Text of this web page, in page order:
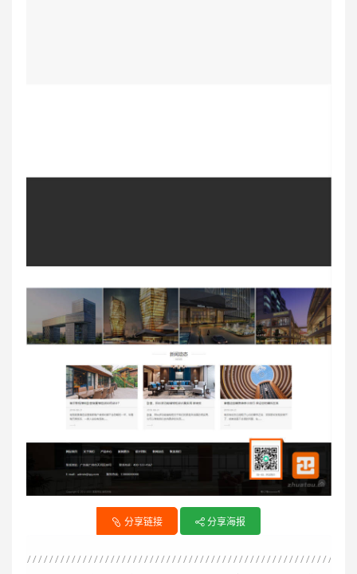
分享链接 分享海报